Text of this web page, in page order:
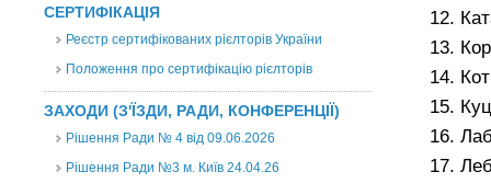
СЕРТИФІКАЦІЯ
Реєстр сертифікованих рієлторів України
Положення про сертифікацію рієлторів
ЗАХОДИ (З'ЇЗДИ, РАДИ, КОНФЕРЕНЦІЇ)
Рішення Ради № 4 від 09.06.2026
Рішення Ради №3 м. Київ 24.04.26